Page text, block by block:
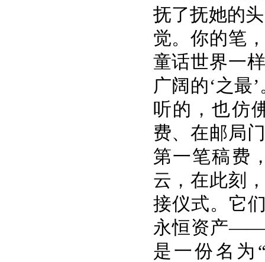
抚了抚她的
觉。你的笔
童话世界一
广阔的‘之最
听的，也仿
费、在邮局
第一笔稿费
云，在此刻
接仪式。它
永恒资产——
是一份名为